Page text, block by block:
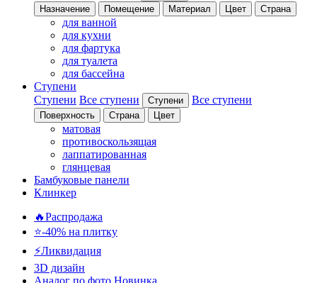
Назначение Помещение Материал Цвет Страна
для ванной
для кухни
для фартука
для туалета
для бассейна
Ступени
Ступени Все ступени Ступени Все ступени
Поверхность Страна Цвет
матовая
противоскользящая
лаппатированная
глянцевая
Бамбуковые панели
Клинкер
🔥Распродажа
⭐-40% на плитку
⚡️Ликвидация
3D дизайн
Аналог по фото Новинка